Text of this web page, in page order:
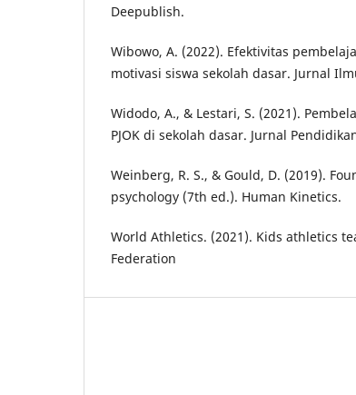
Deepublish.
Wibowo, A. (2022). Efektivitas
motivasi siswa sekolah dasar. Jurnal
Widodo, A., & Lestari, S. (2021).
PJOK di sekolah dasar. Jurnal
Weinberg, R. S., & Gould, D. (2019).
psychology (7th ed.). Human Kinetics.
World Athletics. (2021). Kids athletics
Federation